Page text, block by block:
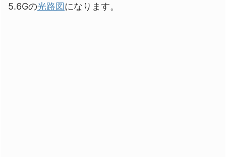
5.6Gの光路図になります。